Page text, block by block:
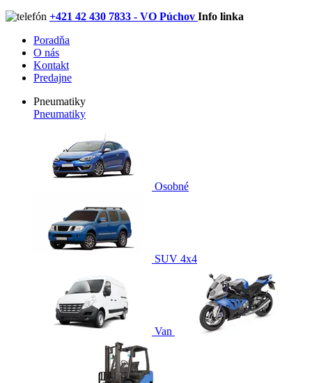
+421 42 430 7833 - VO Púchov Info linka
Poradňa
O nás
Kontakt
Predajne
Pneumatiky
Pneumatiky
Osobné
SUV 4x4
Van